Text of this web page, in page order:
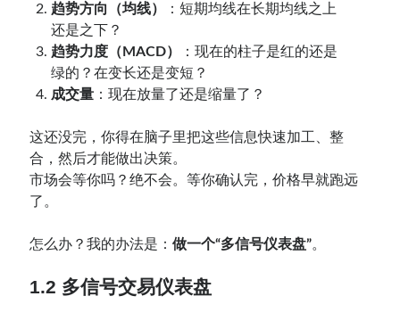
趋势方向（均线）
：短期均线在长期均线之上
还是之下？
趋势力度（MACD）
：现在的柱子是红的还是
绿的？在变长还是变短？
成交量 ：现在放量了还是缩量了？
这还没完，你得在脑子里把这些信息快速加工、整
合，然后才能做出决策。
市场会等你吗？绝不会。等你确认完，价格早就跑远
了。
怎么办？我的办法是：做一个“多信号仪表盘”。
1.2 多信号交易仪表盘